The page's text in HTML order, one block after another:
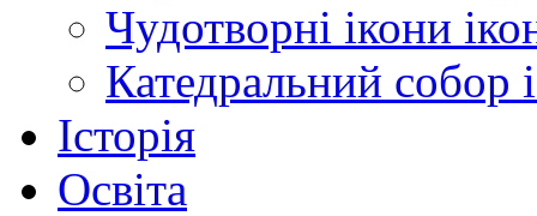
Чудотворні ікони
Катедральний собор
Історія
Освіта